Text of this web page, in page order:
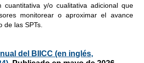
cuantitativa y/o cualitativa adicional que
monitorear o aproximar el avance
de las SPTs.
del BIICC (en inglés,